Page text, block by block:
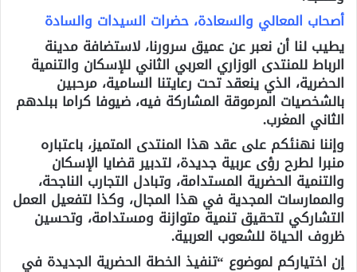
أصحاب المعالي والسعادة، حضرات السيدات والسادة
يطيب لنا أن نعبر عن عميق سرورنا، لاستضافة مدينة
الرباط للمنتدى الوزاري العربي الثاني للإسكان والتنمية
الحضرية، الذي ينعقد تحت رعايتنا السامية، مرحبين
بالشخصيات المرموقة المشاركة فيه، ضيوفا كراما ببلدهم
الثاني المغرب.
وإننا نهنئكم على عقد هذا المنتدى المتميز، باعتباره
منبرا لطرح رؤى عربية جديدة، لتدبير قضايا الإسكان
والتنمية الحضرية المستدامة، وتبادل التجارب الناجحة،
والممارسات المجدية في هذا المجال، وكذا لتفعيل العمل
التشاركي لتحقيق تنمية متوازنة ومستدامة، وتحسين
ظروف الحياة للشعوب العربية.
إن اختياركم لموضوع “تنفيذ الخطة الحضرية الجديدة في